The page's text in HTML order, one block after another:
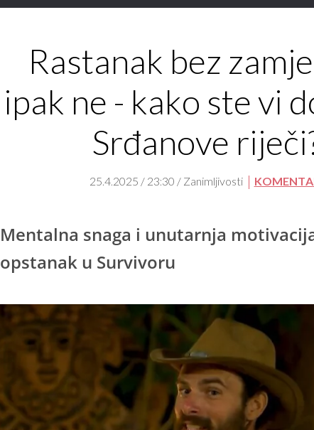
Rastanak bez
ipak ne - kako ste vi
Srđanove
25.4.2025 / 23:30 / Zanimljivosti
Mentalna snaga i unutarnja
opstanak u Survivoru